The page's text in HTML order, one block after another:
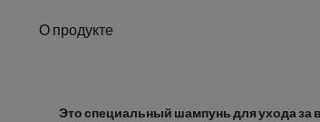
О продукте
Это специальный шампунь для ухода